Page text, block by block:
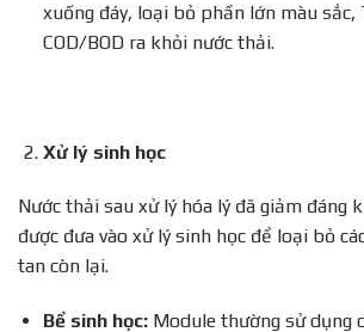
xuống đáy, loại bỏ phần lớn màu sắc,
COD/BOD ra khỏi nước thải.
Xử lý sinh học
Nước thải sau xử lý hóa lý đã giảm đáng
được đưa vào xử lý sinh học để loại bỏ
tan còn lại.
Bể sinh học:Module thường sử dụng